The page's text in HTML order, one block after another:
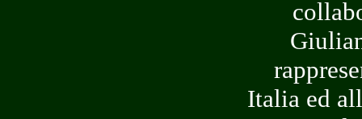
Italia ed